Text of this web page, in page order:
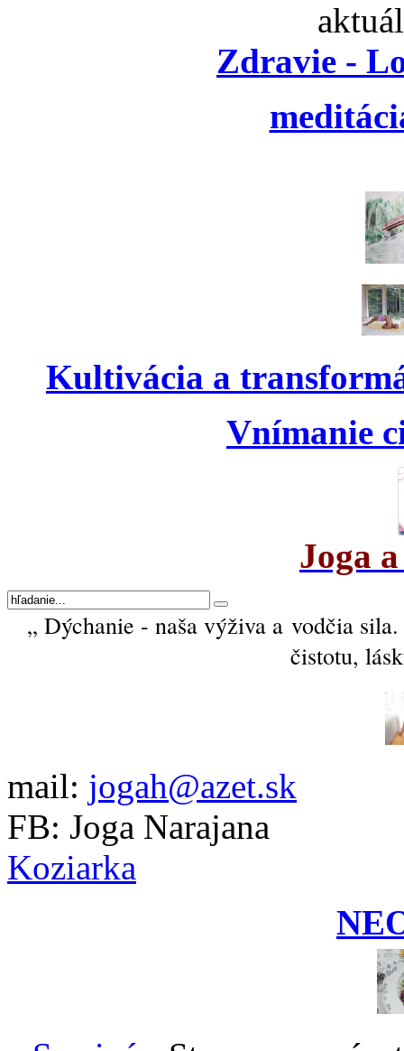
Zdravie -
Kultivácia a
Vnímanie
Joga
„ Dýchanie - naša výživa a vodčia
čistotu,
mail: jogah@azet.sk
FB: Joga Narajana
Koziarka